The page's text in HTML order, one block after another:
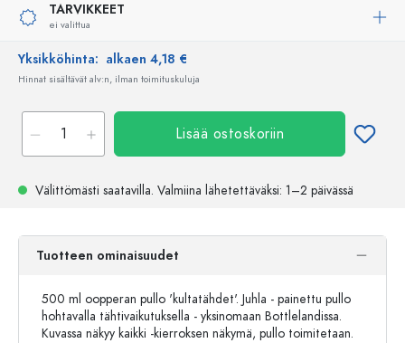
TARVIKKEET
ei valittua
Yksikköhinta: alkaen 4,18 €
Hinnat sisältävät alv:n, ilman toimituskuluja
Lisää ostoskoriin
Välittömästi saatavilla. Valmiina lähetettäväksi: 1–2 päivässä
Tuotteen ominaisuudet
500 ml oopperan pullo 'kultatähdet'. Juhla - painettu pullo
hohtavalla tähtivaikutuksella - yksinomaan Bottlelandissa.
Kuvassa näkyy kaikki -kierroksen näkymä, pullo toimitetaan.